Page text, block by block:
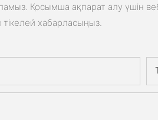
Қосымша ақпарат алу үшін
хабарласыңыз.